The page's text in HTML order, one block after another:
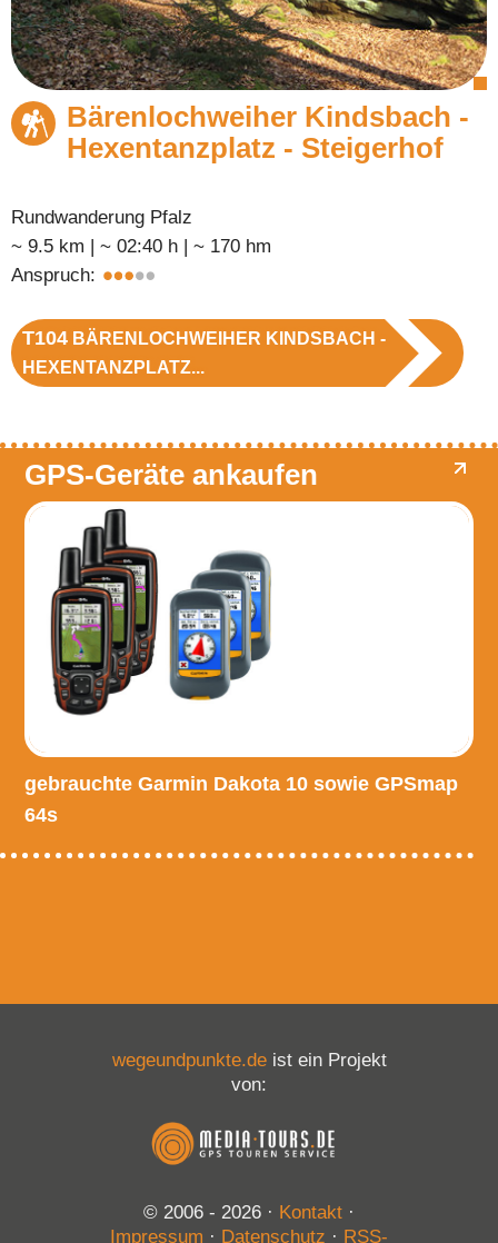
Bärenlochweiher Kindsbach -
Hexentanzplatz - Steigerhof
Rundwanderung Pfalz
~ 9.5 km | ~ 02:40 h | ~ 170 hm
Anspruch:
T104 BÄRENLOCHWEIHER KINDSBACH -
HEXENTANZPLATZ...
GPS-Geräte ankaufen
gebrauchte Garmin Dakota 10 sowie GPSmap
64s
wegeundpunkte.deist ein Projekt
von:
© 2006 - 2026 · Kontakt ·
Impressum · Datenschutz · RSS-